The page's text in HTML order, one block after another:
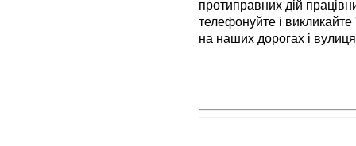
протиправних дій
телефонуйте і
на наших дорогах і